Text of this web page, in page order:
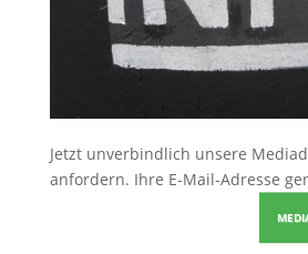
Jetzt unverbindlich unsere
anfordern. Ihre E-Mail-Adresse